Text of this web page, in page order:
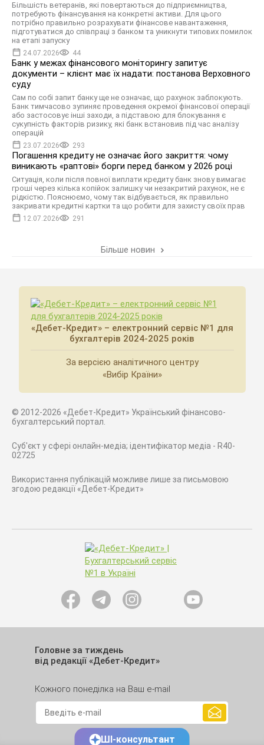
Більшість ветеранів, які повертаються до підприємництва,
потребують фінансування на конкретні активи. Для цього
потрібно правильно розрахувати фінансове навантаження,
підготуватися до співпраці з банком та уникнути типових помилок
на етапі запуску
24.07.2026 44
Банк у межах фінансового моніторингу запитує
документи – клієнт має їх надати: постанова Верховного
суду
Сам по собі запит банку ще не означає, що рахунок заблокують.
Банк тимчасово зупиняє проведення окремої фінансової операції
або застосовує інші заходи, а підставою для блокування є
сукупність факторів ризику, які банк встановив під час аналізу
операцій
23.07.2026 293
Погашення кредиту не означає його закриття: чому
виникають «раптові» борги перед банком у 2026 році
Ситуація, коли після повної виплати кредиту банк знову вимагає
гроші через кілька копійок залишку чи незакритий рахунок, не є
рідкістю. Пояснюємо, чому так відбувається, як правильно
закривати кредитні картки та що робити для захисту своїх прав
12.07.2026 291
Більше новин
«Дебет-Кредит» – електронний сервіс №1 для
бухгалтерів 2024-2025 років
За версією аналітичного центру
«Вибір Країни»
© 2012-2026 «Дебет-Кредит» Український фінансово-
бухгалтерський портал.
Суб'єкт у сфері онлайн-медіа; ідентифікатор медіа - R40-
02725
Використання публікацій можливе лише за письмовою
згодою редакції «Дебет-Кредит»
Головне за тиждень
від редакції «Дебет-Кредит»
Кожного понеділка на Ваш e-mail
ШІ-консультант